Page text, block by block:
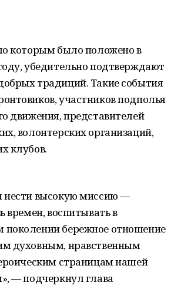
которым было положено в
убедительно подтверждают
традиций. Такие события
участников подполья
движения, представителей
волонтерских организаций,
клубов.
нести высокую миссию —
времен, воспитывать в
бережное отношение
духовным, нравственным
страницам нашей
— подчеркнул глава